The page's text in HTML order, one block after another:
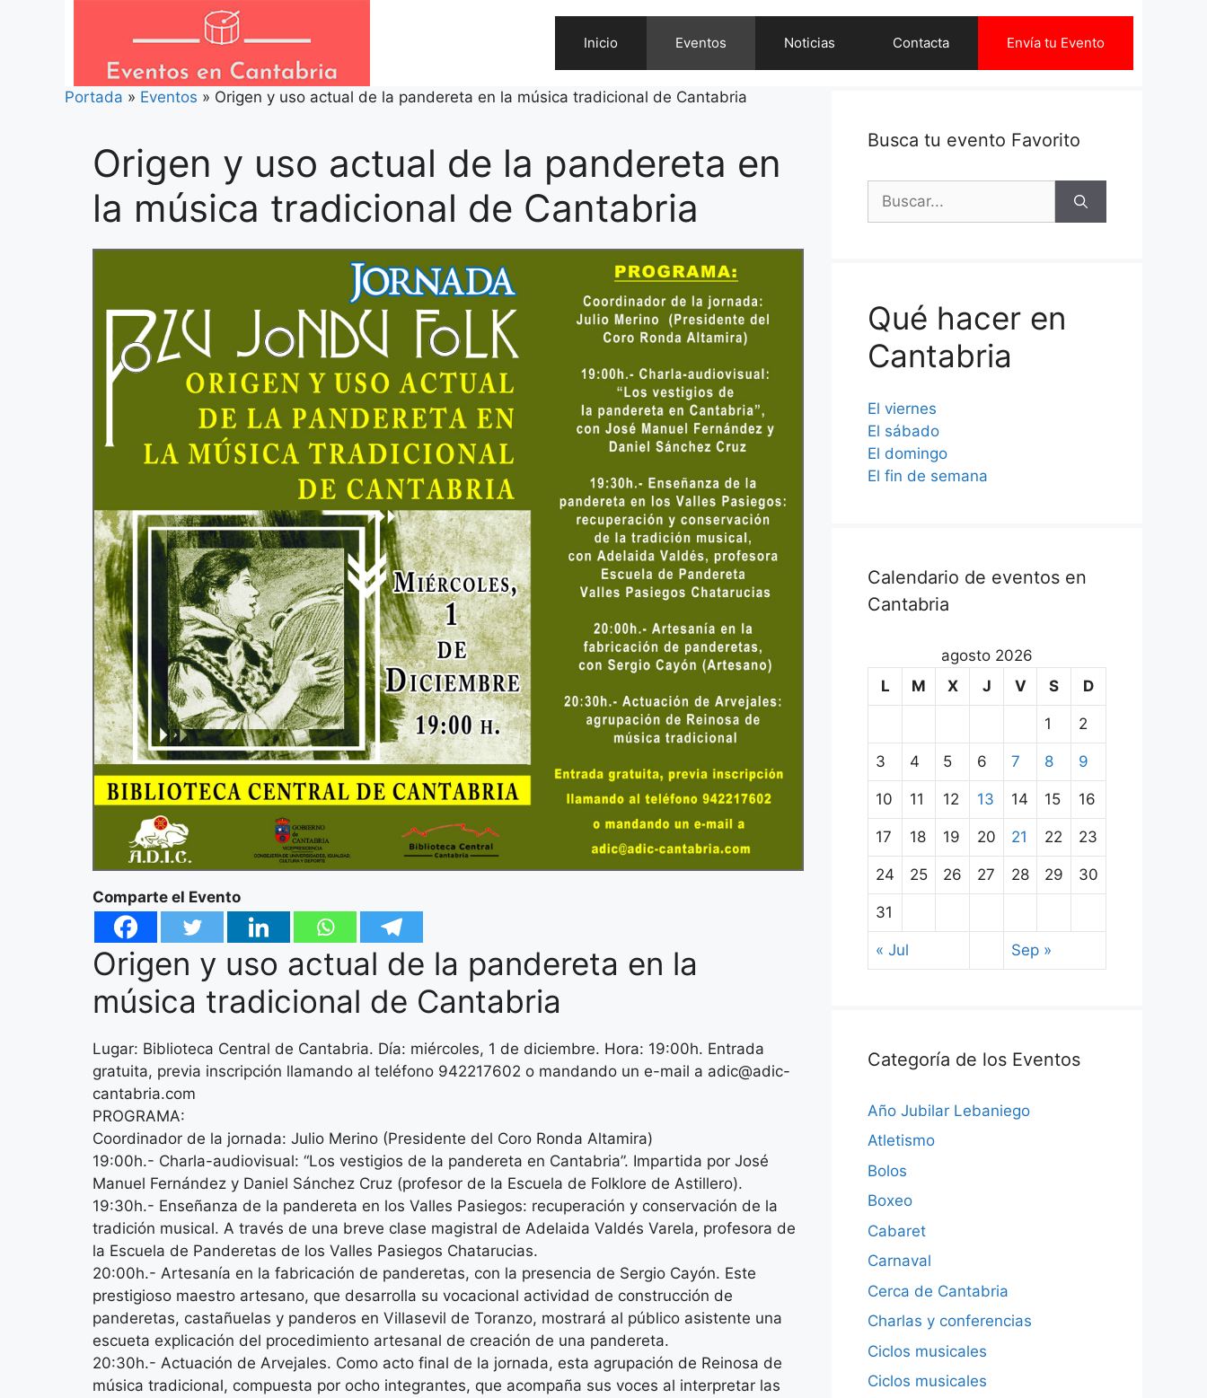
Inicio Eventos Noticias Contacta Envía tu Evento
Portada » Eventos » Origen y uso actual de la pandereta en la música tradicional de Cantabria
Origen y uso actual de la pandereta en
la música tradicional de Cantabria
Comparte el Evento
Origen y uso actual de la pandereta en la
música tradicional de Cantabria
Lugar: Biblioteca Central de Cantabria. Día: miércoles, 1 de diciembre. Hora: 19:00h. Entrada
gratuita, previa inscripción llamando al teléfono 942217602 o mandando un e-mail a adic@adic-
cantabria.com
PROGRAMA:
Coordinador de la jornada: Julio Merino (Presidente del Coro Ronda Altamira)
19:00h.- Charla-audiovisual: “Los vestigios de la pandereta en Cantabria”. Impartida por José
Manuel Fernández y Daniel Sánchez Cruz (profesor de la Escuela de Folklore de Astillero).
19:30h.- Enseñanza de la pandereta en los Valles Pasiegos: recuperación y conservación de la
tradición musical. A través de una breve clase magistral de Adelaida Valdés Varela, profesora de
la Escuela de Panderetas de los Valles Pasiegos Chatarucias.
20:00h.- Artesanía en la fabricación de panderetas, con la presencia de Sergio Cayón. Este
prestigioso maestro artesano, que desarrolla su vocacional actividad de construcción de
panderetas, castañuelas y panderos en Villasevil de Toranzo, mostrará al público asistente una
escueta explicación del procedimiento artesanal de creación de una pandereta.
20:30h.- Actuación de Arvejales. Como acto final de la jornada, esta agrupación de Reinosa de
música tradicional, compuesta por ocho integrantes, que acompaña sus voces al interpretar las
Busca tu evento Favorito
Buscar:
Qué hacer en
Cantabria
El viernes
El sábado
El domingo
El fin de semana
Calendario de eventos en
Cantabria
agosto 2026
L
M X J V S D
1 2
3 4 5 6 7 8 9
10 11 12 13 14 15 16
17 18 19 20 21 22 23
24 25 26 27 28 29 30
31
« Jul Sep »
Categoría de los Eventos
Año Jubilar Lebaniego
Atletismo
Bolos
Boxeo
Cabaret
Carnaval
Cerca de Cantabria
Charlas y conferencias
Ciclos musicales
Ciclos musicales